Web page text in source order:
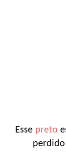
Esse preto